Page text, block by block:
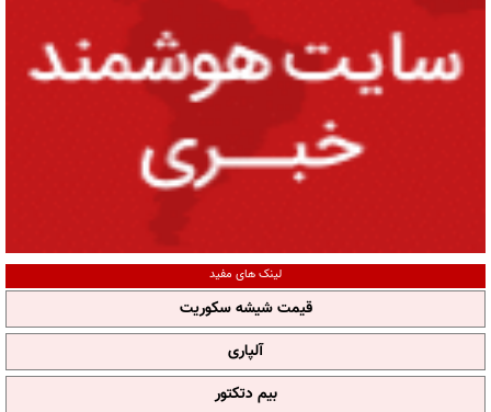
لینک های مفید
قیمت شیشه سکوریت
آلپاری
بیم دتکتور